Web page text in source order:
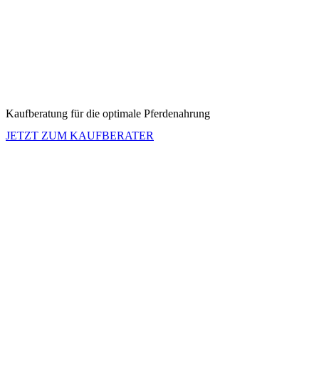
Kaufberatung für die optimale Pferdenahrung
JETZT ZUM KAUFBERATER